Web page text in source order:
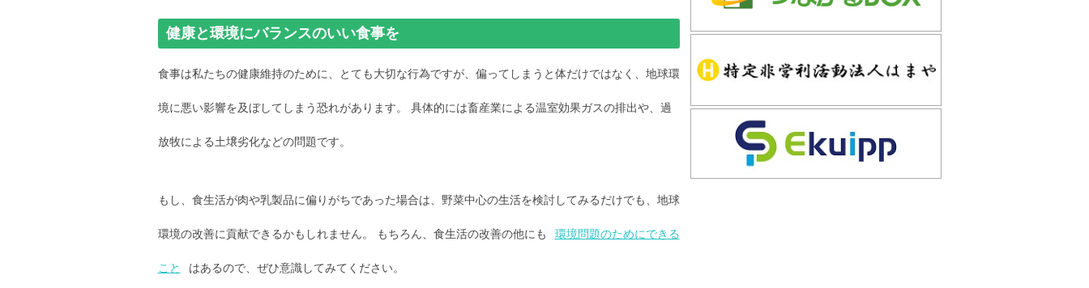
健康と環境にバランスのいい食事を
食事は私たちの健康維持のために、とても大切な行為ですが、偏ってしまうと体だけではなく、地球環
境に悪い影響を及ぼしてしまう恐れがあります。 具体的には畜産業による温室効果ガスの排出や、過
放牧による土壌劣化などの問題です。
もし、食生活が肉や乳製品に偏りがちであった場合は、野菜中心の生活を検討してみるだけでも、地球
環境の改善に貢献できるかもしれません。 もちろん、食生活の改善の他にも 環境問題のためにできる
こと はあるので、ぜひ意識してみてください。